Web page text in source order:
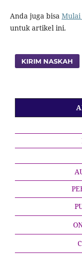
Anda juga bisa
untuk artikel ini.
KIRIM NASKAH